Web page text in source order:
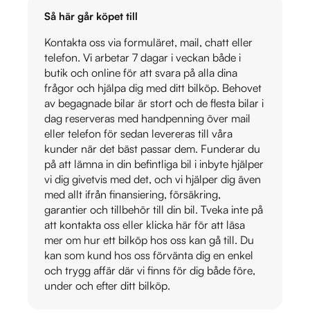
Så här går köpet till
Kontakta oss via formuläret, mail, chatt eller
telefon. Vi arbetar 7 dagar i veckan både i
butik och online för att svara på alla dina
frågor och hjälpa dig med ditt bilköp. Behovet
av begagnade bilar är stort och de flesta bilar i
dag reserveras med handpenning över mail
eller telefon för sedan levereras till våra
kunder när det bäst passar dem. Funderar du
på att lämna in din befintliga bil i inbyte hjälper
vi dig givetvis med det, och vi hjälper dig även
med allt ifrån finansiering, försäkring,
garantier och tillbehör till din bil. Tveka inte på
att kontakta oss eller klicka här för att läsa
mer om hur ett bilköp hos oss kan gå till. Du
kan som kund hos oss förvänta dig en enkel
och trygg affär där vi finns för dig både före,
under och efter ditt bilköp.